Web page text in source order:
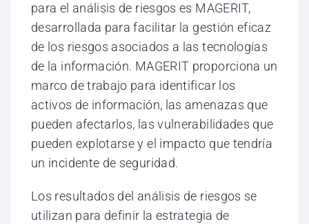
para el análisis de riesgos es MAGERIT,
desarrollada para facilitar la gestión eficaz
de los riesgos asociados a las tecnologías
de la información. MAGERIT proporciona un
marco de trabajo para identificar los
activos de información, las amenazas que
pueden afectarlos, las vulnerabilidades que
pueden explotarse y el impacto que tendría
un incidente de seguridad.
Los resultados del análisis de riesgos se
utilizan para definir la estrategia de